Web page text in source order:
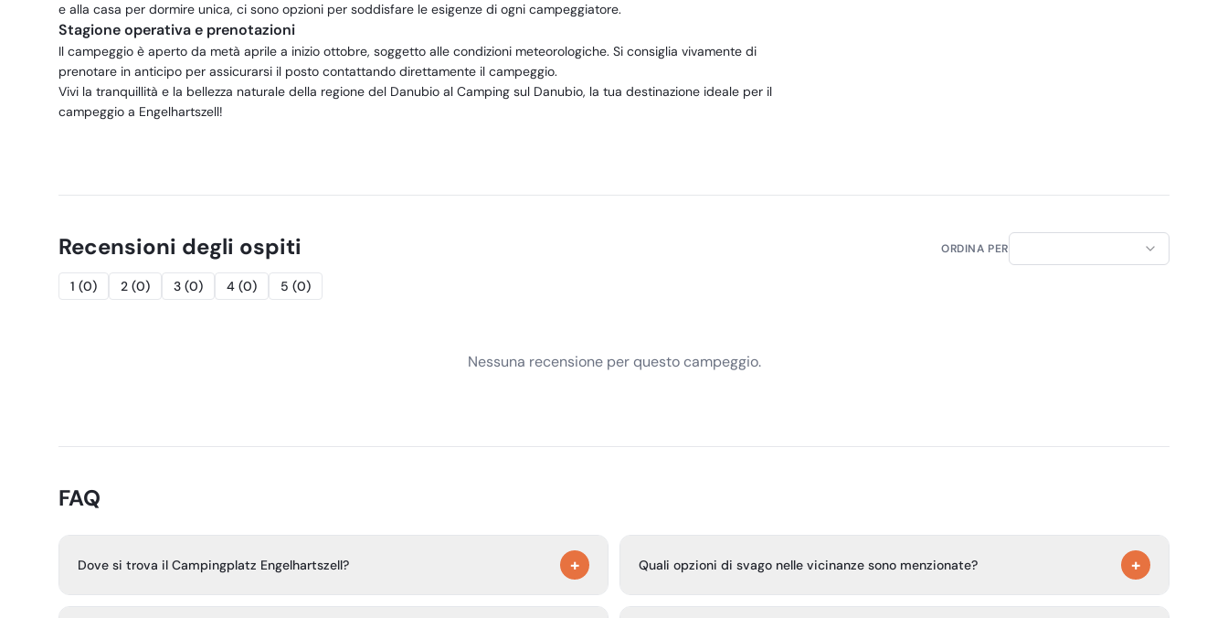
e alla casa per dormire unica, ci sono opzioni per soddisfare le esigenze di ogni campeggiatore.
Stagione operativa e prenotazioni
Il campeggio è aperto da metà aprile a inizio ottobre, soggetto alle condizioni meteorologiche. Si consiglia vivamente di
prenotare in anticipo per assicurarsi il posto contattando direttamente il campeggio.
Vivi la tranquillità e la bellezza naturale della regione del Danubio al Camping sul Danubio, la tua destinazione ideale per il
campeggio a Engelhartszell!
Recensioni degli ospiti
1 (0) 2 (0) 3 (0) 4 (0) 5 (0)
ORDINA PER
Nessuna recensione per questo campeggio.
FAQ
Dove si trova il Campingplatz Engelhartszell? + Quali opzioni di svago nelle vicinanze sono menzionate? +